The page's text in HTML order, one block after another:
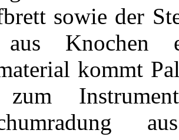
sowie der
aus
kommt
zum